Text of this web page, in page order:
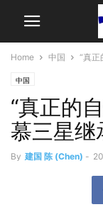
Home 中国 “真正
中国
“真正的
慕三星继
By 建国 陈 (Chen) -